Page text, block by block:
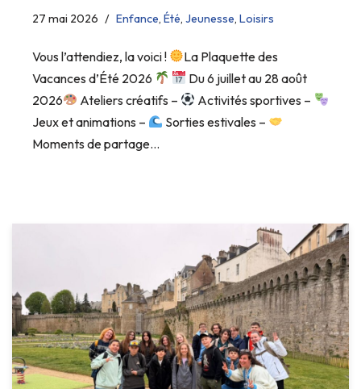
27 mai 2026 Enfance, Été, Jeunesse, Loisirs
Vous l’attendiez, la voici !
La Plaquette des
Vacances d’Été 2026
Du 6 juillet au 28 août
2026
Ateliers créatifs –
Activités sportives –
Jeux et animations –
Sorties estivales –
Moments de partage…